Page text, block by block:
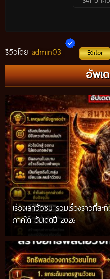
รีวิวโดย admin03 Editor
อัพเ
เรื่องเล่าวัวชน รวมเรื่องราวที่ส
ภาคใต้ อัปเดตปี 2026